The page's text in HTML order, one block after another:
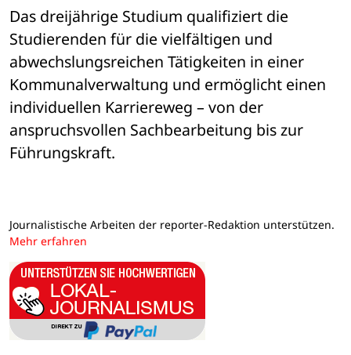
Das dreijährige Studium qualifiziert die
Studierenden für die vielfältigen und
abwechslungsreichen Tätigkeiten in einer
Kommunalverwaltung und ermöglicht einen
individuellen Karriereweg – von der
anspruchsvollen Sachbearbeitung bis zur
Führungskraft.
Journalistische Arbeiten der reporter-Redaktion unterstützen.
Mehr erfahren